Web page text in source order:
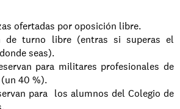
ofertadas por oposición libre.
de turno libre (entras si superas el
seas).
para militares profesionales de
40 %).
para  los alumnos del Colegio de